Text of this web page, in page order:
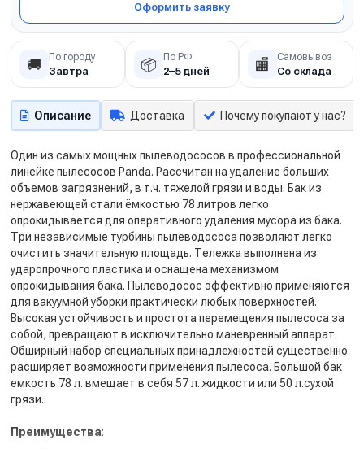
Оформить заявку
🚚 По городу
Завтра 📦 По РФ
2–5 дней 🏬 Самовывоз
Со склада
Описание Доставка Почему покупают у нас?
Один из самых мощных пылеводососов в профессиональной
линейке пылесосов Panda. Рассчитан на удаление больших
объемов загрязнений, в т.ч. тяжелой грязи и воды. Бак из
нержавеющей стали ёмкостью 78 литров легко
опрокидывается для оперативного удаления мусора из бака.
Три независимые турбины пылеводососа позволяют легко
очистить значительную площадь. Тележка выполнена из
ударопрочного пластика и оснащена механизмом
опрокидывания бака. Пылеводосос эффективно применяются
для вакуумной уборки практически любых поверхностей.
Высокая устойчивость и простота перемещения пылесоса за
собой, превращают в исключительно маневренный аппарат.
Обширный набор специальных принадлежностей существенно
расширяет возможности применения пылесоса. Большой бак
емкость 78 л. вмещает в себя 57 л. жидкости или 50 л.сухой
грязи.
Преимущества: